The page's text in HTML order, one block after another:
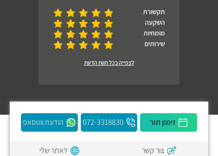
תקשורת
השקעה
מומחיות
שירותים
לצפייה בכל חוות הדעת
זימון תור 072-3318830 הודעת ווטסאפ
צור קשר לאתר שלי